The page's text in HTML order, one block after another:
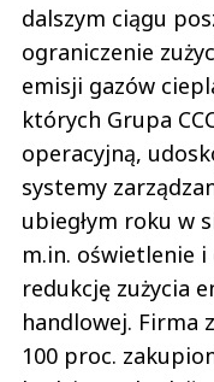
dalszym ciągu
ograniczenie
emisji gazów
których Grupa
operacyjną,
systemy
ubiegłym roku w
m.in. oświetlenie i
redukcję zużycia
handlowej. Firma
100 proc.